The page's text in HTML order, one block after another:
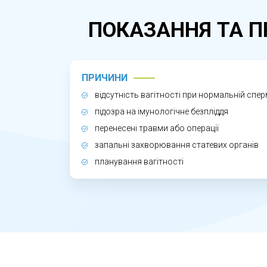
MAR-тест дозволяє виявити
Своєчасне проведення аналізу
Львові пацієнти можуть
ПОКАЗАННЯ ТА
ПРИЧИНИ
відсутність вагітності при нормальній
підозра на імунологічне безпліддя
перенесені травми або операції
запальні захворювання статевих органів
планування вагітності